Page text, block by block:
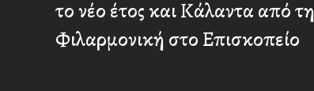
το νέο έτος και Κάλαντα από τη
Φιλαρμονική στο Επισκοπείο